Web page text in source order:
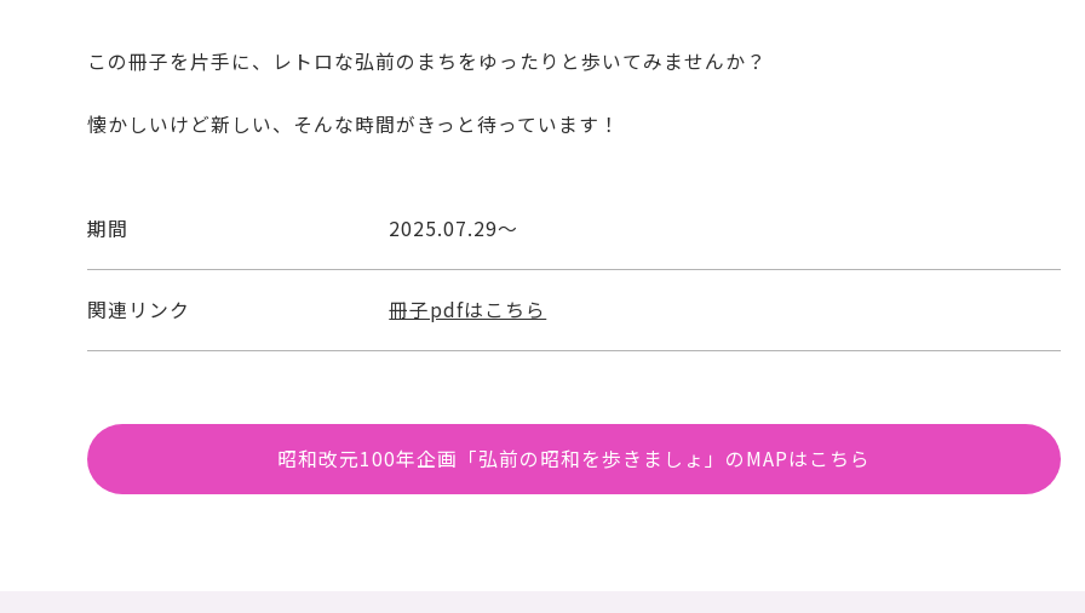
この冊子を片手に、レトロな弘前のまちをゆったりと歩いてみませんか？
懐かしいけど新しい、そんな時間がきっと待っています！
期間 2025.07.29～
関連リンク 冊子pdfはこちら
昭和改元100年企画「弘前の昭和を歩きましょ」のMAPはこちら